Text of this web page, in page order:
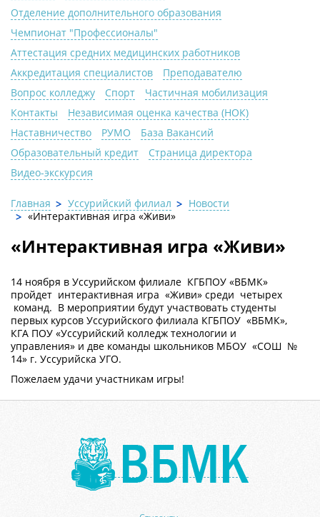
Отделение дополнительного образования
Чемпионат "Профессионалы"
Аттестация средних медицинских работников
Аккредитация специалистов
Преподавателю
Вопрос колледжу
Спорт
Частичная мобилизация
Контакты
Независимая оценка качества (НОК)
Наставничество
РУМО
База Вакансий
Образовательный кредит
Страница директора
Видео-экскурсия
Главная Уссурийский филиал
Новости
«Интерактивная игра «Живи»
«Интерактивная игра «Живи»
14 ноября в Уссурийском филиале КГБПОУ «ВБМК»
пройдет интерактивная игра «Живи» среди четырех
команд. В мероприятии будут участвовать студенты
первых курсов Уссурийского филиала КГБПОУ «ВБМК»,
КГА ПОУ «Уссурийский колледж технологии и
управления» и две команды школьников МБОУ «СОШ №
14» г. Уссурийска УГО.
Пожелаем удачи участникам игры!